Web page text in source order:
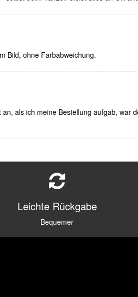
Bild, ohne Farbabweichung.
an, als ich meine Bestellung aufgab, war
Leichte Rückgabe
Bequemer